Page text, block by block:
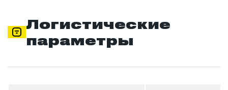
Логистические
параметры